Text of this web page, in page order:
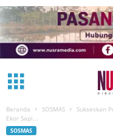
Beranda SOSMAS
Sukseskan
Ekor Sapi...
SOSMAS